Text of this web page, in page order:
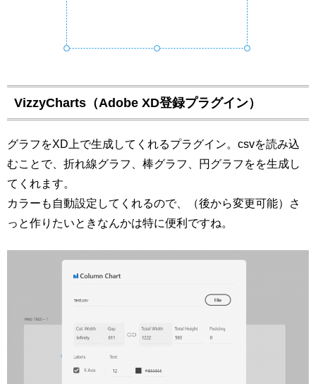
VizzyCharts（Adobe XD登録プラグイン）
グラフをXD上で生成してくれるプラグイン。csvを読み込
むことで、折れ線グラフ、棒グラフ、円グラフをを生成し
てくれます。
カラーも自動設定してくれるので、（後から変更可能）さ
っと作りたいときなんかは特に便利ですね。